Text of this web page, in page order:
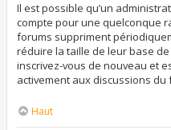
Il est possible qu’un
compte pour une quelconque
forums suppriment
réduire la taille de leur base
inscrivez-vous de nouveau et
activement aux discussions du
Haut